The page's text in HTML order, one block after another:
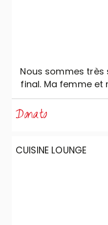
Nous sommes
final. Ma femme et
d’au moins deux
rendez-vous
concevoir notre
dire ? Daniele a
Donato
CUISINE LOUNGE